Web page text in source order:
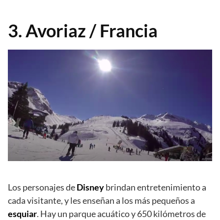
3. Avoriaz / Francia
Los personajes deDisneybrindan entretenimiento a
cada visitante, y les enseñan a los más pequeños a
esquiar. Hay un parque acuático y 650 kilómetros de